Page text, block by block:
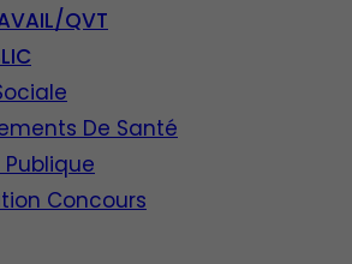
QVT
De Santé
Concours